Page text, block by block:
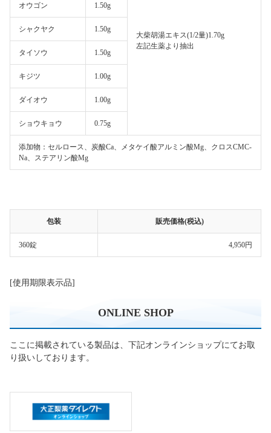
大柴胡湯エキス(1/2量)1.70g
左記生薬より抽出
オウゴン 1.50g
シャクヤク 1.50g
タイソウ 1.50g
キジツ 1.00g
ダイオウ 1.00g
ショウキョウ 0.75g
添加物：セルロース、炭酸Ca、メタケイ酸アルミン酸Mg、クロスCMC-
Na、ステアリン酸Mg
包装 販売価格(税込)
360錠 4,950円
[使用期限表示品]
ONLINE SHOP
ここに掲載されている製品は、下記オンラインショップにてお取
り扱いしております。